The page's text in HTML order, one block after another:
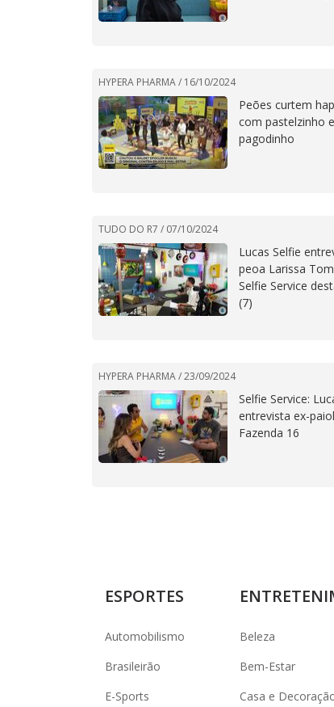
HYPERA PHARMA / 16/10/2024
Peões curtem
com pastelzinho e
pagodinho
TUDO DO R7 / 07/10/2024
Lucas Selfie
peoa Larissa
Selfie Service
(7)
HYPERA PHARMA /23/09/2024
Selfie Service:
entrevista ex-
Fazenda 16
ESPORTES
Automobilismo
Brasileirão
E-Sports
Beleza
Bem-Estar
Casa e